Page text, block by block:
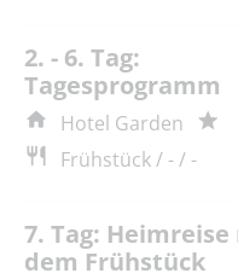
2. - 6. Tag:
Tagesprogramm
Hotel Garden
Frühstück / - / -
7. Tag: Heimreise
dem Frühstück